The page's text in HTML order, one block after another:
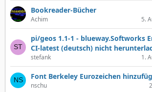
Bookreader-Bücher
Achim
5.
pi/geos 1.1-1 - blueway.Softworks
CI-latest (deutsch) nicht
stefank 1.
Font Berkeley Eurozeichen
nschu